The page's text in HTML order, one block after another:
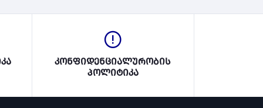
კონფიდენციალურობის
პოლიტიკა